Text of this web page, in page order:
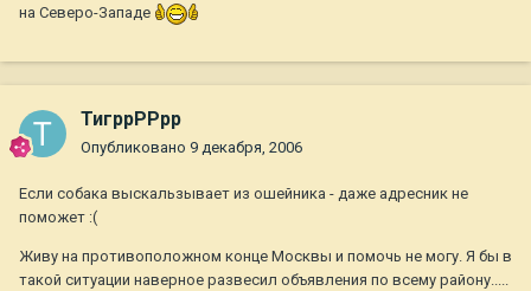
на Северо-Западе
ТигррРРрр
Опубликовано 9 декабря, 2006
Если собака выскальзывает из ошейника - даже адресник не
поможет :(
Живу на противоположном конце Москвы и помочь не могу. Я бы в
такой ситуации наверное развесил объявления по всему району.....